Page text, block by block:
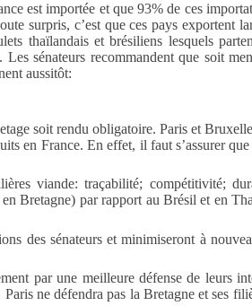
est importée et que 93% de ces
surpris, c’est que ces pays exportent
thaïlandais et brésiliens lesquels
sénateurs recommandent que soit
aussitôt:
soit rendu obligatoire. Paris et
en France. En effet, il faut s’assurer que
viande: traçabilité; compétitivité;
Bretagne) par rapport au Brésil et en
des sénateurs et minimiseront à
par une meilleure défense de leurs
ne défendra pas la Bretagne et ses